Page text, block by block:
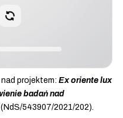
projektem: Ex oriente lux
badań nad
(NdS/543907/2021/202).